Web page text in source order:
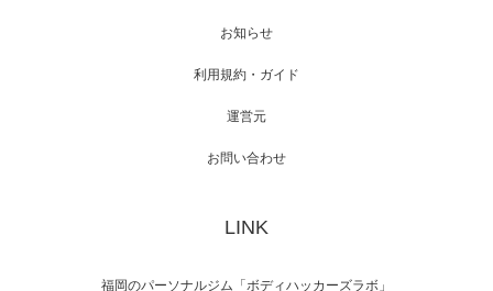
【TV】NHK BS「COOL JAPAN 」にてマッス
「ねとらぼ」さんに…
お知らせ
利用規約・ガイド
運営元
お問い合わせ
LINK
福岡のパーソナルジム「ボディハッカーズラボ」